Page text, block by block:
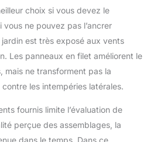
choix si vous devez le
ne pouvez pas l’ancrer
est très exposé aux vents
Les panneaux en filet améliorent le
ne transforment pas la
les intempéries latérales.
fournis limite l’évaluation de
perçue des assemblages, la
dans le temps. Dans ce